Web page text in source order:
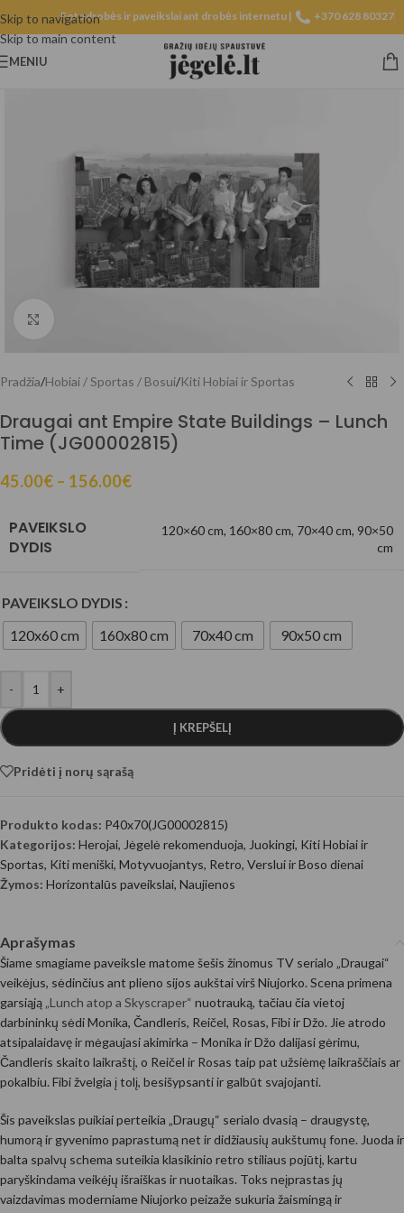
Skip to navigation
Skip to main content
Fotodrobės ir paveikslai ant drobės internetu | +370 628 80327
MENIU
Pradžia/Hobiai / Sportas / Bosui/Kiti Hobiai ir Sportas
Draugai ant Empire State Buildings – Lunch
Time (JG00002815)
45.00€ – 156.00€
PAVEIKSLO
DYDIS
120×60 cm, 160×80 cm, 70×40 cm, 90×50
cm
PAVEIKSLO DYDIS
120x60 cm
160x80 cm 70x40 cm 90x50 cm
- +
Į KREPŠELĮ
Pridėti į norų sąrašą
Produkto kodas: P40x70(JG00002815)
Kategorijos: Herojai, Jėgelė rekomenduoja, Juokingi, Kiti Hobiai ir
Sportas, Kiti meniški, Motyvuojantys, Retro, Verslui ir Boso dienai
Žymos: Horizontalūs paveikslai, Naujienos
Aprašymas
Šiame smagiame paveiksle matome šešis žinomus TV serialo „Draugai“
veikėjus, sėdinčius ant plieno sijos aukštai virš Niujorko. Scena primena
garsiąją „Lunch atop a Skyscraper“ nuotrauką, tačiau čia vietoj
darbininkų sėdi Monika, Čandleris, Reičel, Rosas, Fibi ir Džo. Jie atrodo
atsipalaidavę ir mėgaujasi akimirka – Monika ir Džo dalijasi gėrimu,
Čandleris skaito laikraštį, o Reičel ir Rosas taip pat užsiėmę laikraščiais ar
pokalbiu. Fibi žvelgia į tolį, besišypsanti ir galbūt svajojanti.
Šis paveikslas puikiai perteikia „Draugų“ serialo dvasią – draugystę,
humorą ir gyvenimo paprastumą net ir didžiausių aukštumų fone. Juoda ir
balta spalvų schema suteikia klasikinio retro stiliaus pojūtį, kartu
paryškindama veikėjų išraiškas ir nuotaikas. Toks neįprastas jų
vaizdavimas moderniame Niujorko peizaže sukuria žaismingą ir